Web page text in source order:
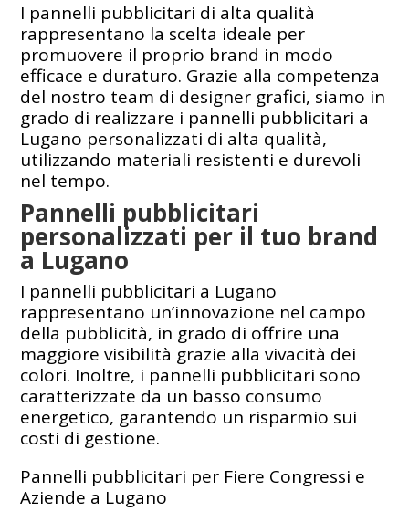
I pannelli pubblicitari di alta qualità
rappresentano la scelta ideale per
promuovere il proprio brand in modo
efficace e duraturo. Grazie alla competenza
del nostro team di designer grafici, siamo in
grado di realizzare i pannelli pubblicitari a
Lugano personalizzati di alta qualità,
utilizzando materiali resistenti e durevoli
nel tempo.
Pannelli pubblicitari
personalizzati per il tuo brand
a Lugano
I pannelli pubblicitari a Lugano
rappresentano un’innovazione nel campo
della pubblicità, in grado di offrire una
maggiore visibilità grazie alla vivacità dei
colori. Inoltre, i pannelli pubblicitari sono
caratterizzate da un basso consumo
energetico, garantendo un risparmio sui
costi di gestione.
Pannelli pubblicitari per Fiere Congressi e
Aziende a Lugano